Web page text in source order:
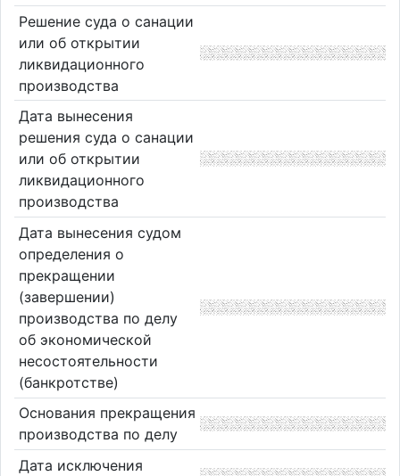
Решение суда о санации
или об открытии
ликвидационного
производства
Дата вынесения
решения суда о санации
или об открытии
ликвидационного
производства
Дата вынесения судом
определения о
прекращении
(завершении)
производства по делу
об экономической
несостоятельности
(банкротстве)
Основания прекращения
производства по делу
Дата исключения